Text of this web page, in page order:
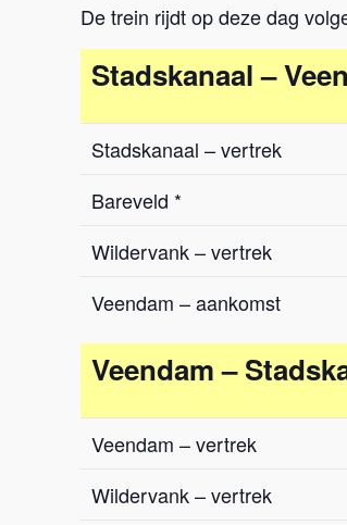
De trein rijdt op deze dag
Stadskanaal –
Stadskanaal – vertrek
Bareveld *
Wildervank – vertrek
Veendam – aankomst
Veendam –
Veendam – vertrek
Wildervank – vertrek